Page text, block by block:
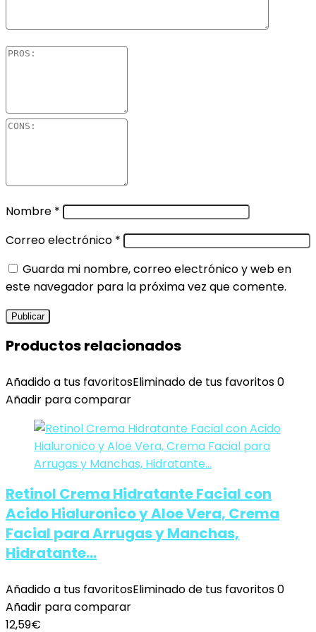
Nombre *
Correo electrónico *
Guarda mi nombre, correo electrónico y web en
este navegador para la próxima vez que comente.
Productos relacionados
Añadido a tus favoritosEliminado de tus favoritos0
Añadir para comparar
Retinol Crema Hidratante Facial con
Acido Hialuronico y Aloe Vera, Crema
Facial para Arrugas y Manchas,
Hidratante…
Añadido a tus favoritosEliminado de tus favoritos0
Añadir para comparar
12,59€